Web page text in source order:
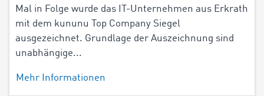
Mal in Folge wurde das IT-Unternehmen aus Erkrath
mit dem kununu Top Company Siegel
ausgezeichnet. Grundlage der Auszeichnung sind
unabhängige...
Mehr Informationen